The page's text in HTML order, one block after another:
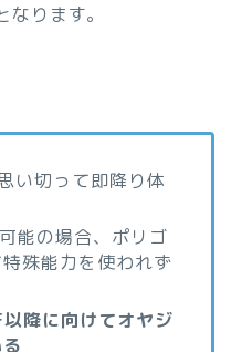
ります。
い切って即降り体
能の場合、ポリゴ
殊能力を使われず
降に向けてオヤジ